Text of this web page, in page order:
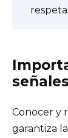
Conocer y
garantiza